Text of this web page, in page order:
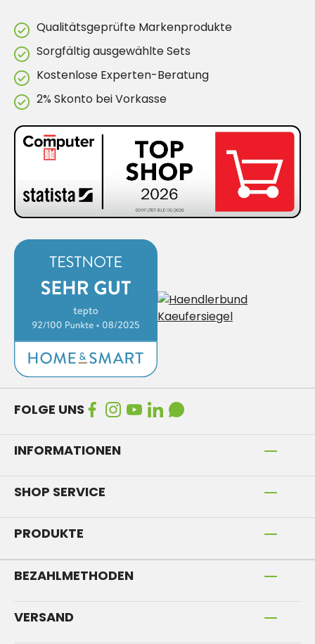
Qualitätsgeprüfte Markenprodukte
Sorgfältig ausgewählte Sets
Kostenlose Experten-Beratung
2% Skonto bei Vorkasse
FOLGE UNS
INFORMATIONEN
SHOP SERVICE
PRODUKTE
BEZAHLMETHODEN
VERSAND